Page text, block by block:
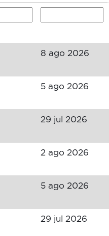
8 ago 2026
5 ago 2026
29 jul 2026
2 ago 2026
5 ago 2026
29 jul 2026